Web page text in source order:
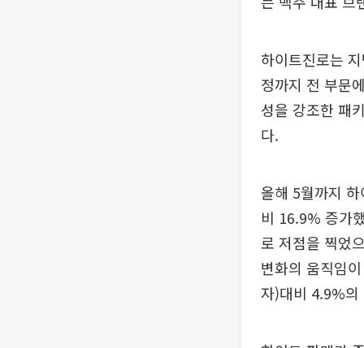
하이트진로는
정까지 전 부문
성을 강조한 패
다.
올해 5월까지
비 16.9% 증가
로 저점을 찍었
변화의 움직임
자)대비 4.9%의